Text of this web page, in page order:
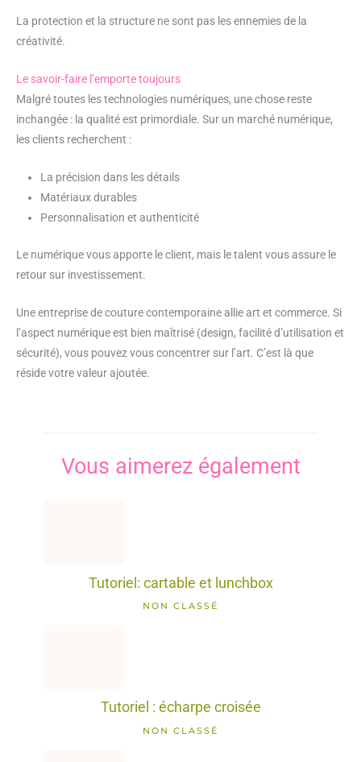
La protection et la structure ne sont pas les ennemies de la
créativité.
Le savoir-faire l’emporte toujours
Malgré toutes les technologies numériques, une chose reste
inchangée : la qualité est primordiale. Sur un marché numérique,
les clients recherchent :
La précision dans les détails
Matériaux durables
Personnalisation et authenticité
Le numérique vous apporte le client, mais le talent vous assure le
retour sur investissement.
Une entreprise de couture contemporaine allie art et commerce. Si
l’aspect numérique est bien maîtrisé (design, facilité d’utilisation et
sécurité), vous pouvez vous concentrer sur l’art. C’est là que
réside votre valeur ajoutée.
Vous aimerez également
Tutoriel: cartable et lunchbox
NON CLASSÉ
Tutoriel : écharpe croisée
NON CLASSÉ